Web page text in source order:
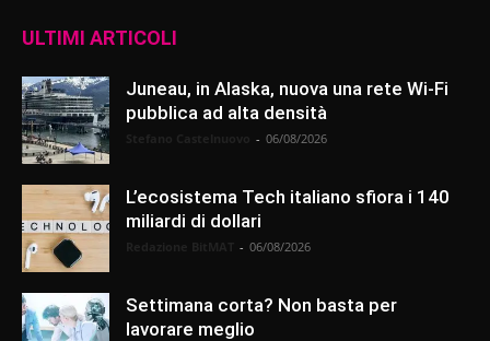
ULTIMI ARTICOLI
Juneau, in Alaska, nuova una rete Wi-Fi
pubblica ad alta densità
- 06/08/2026
L’ecosistema Tech italiano sfiora i 140
miliardi di dollari
- 06/08/2026
Settimana corta? Non basta per
lavorare meglio